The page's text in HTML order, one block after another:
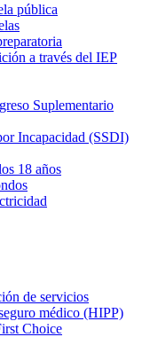
pública
a través del IEP
Suplementario
Incapacidad (SSDI)
18 años
de servicios
médico (HIPP)
Choice